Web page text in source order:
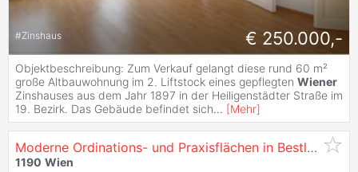
#Zinshaus € 250.000,-
Objektbeschreibung: Zum Verkauf gelangt diese rund 60 m²
große Altbauwohnung im 2. Liftstock eines gepflegten Wiener
Zinshauses aus dem Jahr 1897 in der Heiligenstädter Straße im
19. Bezirk. Das Gebäude befindet sich... [Mehr]
Moderne Ordinations- und Praxisflächen in Bestlage neben der
1190 Wien